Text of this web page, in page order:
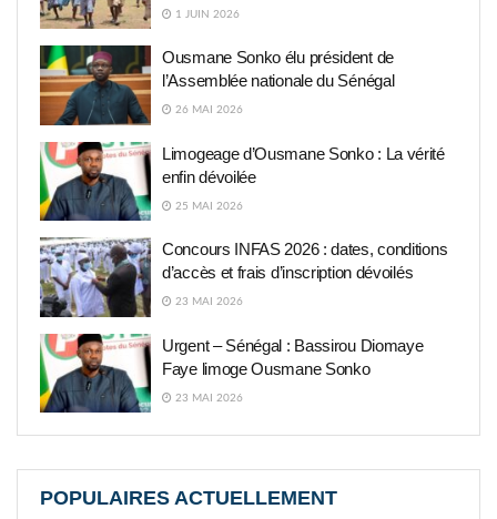
1 JUIN 2026
Ousmane Sonko élu président de
l’Assemblée nationale du Sénégal
26 MAI 2026
Limogeage d’Ousmane Sonko : La vérité
enfin dévoilée
25 MAI 2026
Concours INFAS 2026 : dates, conditions
d’accès et frais d’inscription dévoilés
23 MAI 2026
Urgent – Sénégal : Bassirou Diomaye
Faye limoge Ousmane Sonko
23 MAI 2026
POPULAIRES ACTUELLEMENT